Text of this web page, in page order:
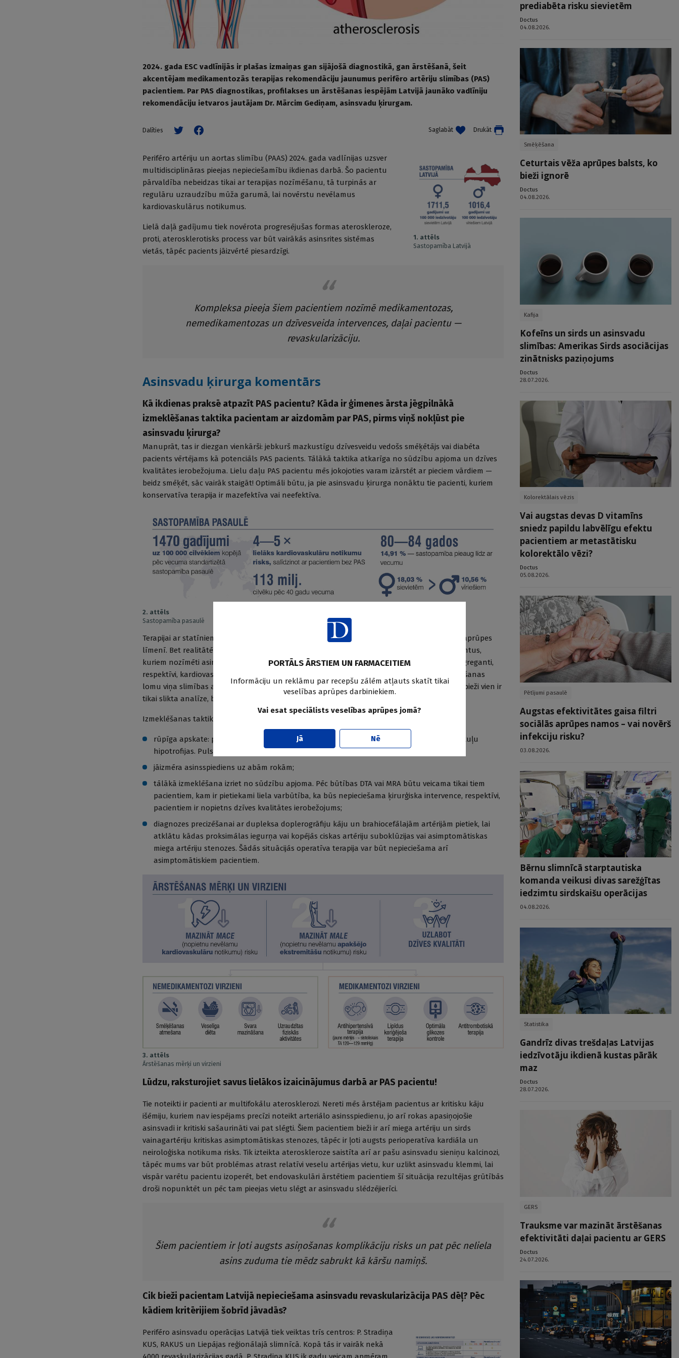
2024. gada ESC vadlīnijās ir plašas izmaiņas gan sijājošā diagnostikā, gan ārstēšanā, šeit
akcentējam medikamentozās terapijas rekomendāciju jaunumus perifēro artēriju slimības (PAS)
pacientiem. Par PAS diagnostikas, profilakses un ārstēšanas iespējām Latvijā jaunāko vadlīniju
rekomendāciju ietvaros jautājam Dr. Mārcim Gediņam, asinsvadu ķirurgam.
Dalīties Saglabāt Drukāt
1. attēls
Sastopamība Latvijā
Perifēro artēriju un aortas slimību (PAAS) 2024. gada vadlīnijas uzsver
multidisciplināras pieejas nepieciešamību ikdienas darbā. Šo pacientu
pārvaldība nebeidzas tikai ar terapijas nozīmēšanu, tā turpinās ar
regulāru uzraudzību mūža garumā, lai novērstu nevēlamus
kardiovaskulārus notikumus.
Lielā daļā gadījumu tiek novērota progresējušas formas ateroskleroze,
proti, aterosklerotisks process var būt vairākās asinsrites sistēmas
vietās, tāpēc pacients jāizvērtē piesardzīgi.
Kompleksa pieeja šiem pacientiem nozīmē medikamentozas,
nemedikamentozas un dzīvesveida intervences, daļai pacientu —
revaskularizāciju.
Asinsvadu ķirurga komentārs
Kā ikdienas praksē atpazīt PAS pacientu? Kāda ir ģimenes ārsta jēgpilnākā
izmeklēšanas taktika pacientam ar aizdomām par PAS, pirms viņš nokļūst pie
asinsvadu ķirurga?
Manuprāt, tas ir diezgan vienkārši: jebkurš mazkustīgu dzīvesveidu vedošs smēķētājs vai diabēta
pacients vērtējams kā potenciāls PAS pacients. Tālākā taktika atkarīga no sūdzību apjoma un dzīves
kvalitātes ierobežojuma. Lielu daļu PAS pacientu mēs jokojoties varam izārstēt ar pieciem vārdiem —
beidz smēķēt, sāc vairāk staigāt! Optimāli būtu, ja pie asinsvadu ķirurga nonāktu tie pacienti, kuriem
konservatīva terapija ir mazefektīva vai neefektīva.
2. attēls
Sastopamība pasaulē
Terapijai ar statīniem, antiagregantiem un dzīvesveida korekcijai būtu jāsākas jau primārās aprūpes
līmenī. Bet realitātē ambulatorajās pieņemšanās mēs nepiedodami bieži konsultējam pacientus,
kuriem nozīmēti asinsvadus paplašinoši medikamenti, bet nav izrakstīti ne statīni, ne antiagreganti,
respektīvi, kardiovaskulārie riski netiek koriģēti. Un reti kurš pacients patiešām izprot smēķēšanas
lomu viņa slimības attīstībā un nozīmīgumu tās atmešanai. Arī cukura diabēts pacientam bieži vien ir
tikai slikta analīze, bez izpratnes par tā ietekmi uz veselību kopumā.
Izmeklēšanas taktika:
rūpīga apskate: pacients ir jāizģērbj, jāapskata kājas, vai nav apmatojuma zuduma, muskuļu
hipotrofijas. Pulsa iztrūkums, čūlas pēdās un pirkststarpās;
jāizmēra asinsspiediens uz abām rokām;
tālākā izmeklēšana izriet no sūdzību apjoma. Pēc būtības DTA vai MRA būtu veicama tikai tiem
pacientiem, kam ir pietiekami liela varbūtība, ka būs nepieciešama ķirurģiska intervence, respektīvi,
pacientiem ir nopietns dzīves kvalitātes ierobežojums;
diagnozes precizēšanai ar dup­leksa doplerogrāfiju kāju un brahiocefālajām artērijām pietiek, lai
atklātu kādas proksimālas iegurņa vai kopējās ciskas artēriju suboklūzijas vai asimptomātiskas
miega artēriju stenozes. Šādās situācijās operatīva terapija var būt nepieciešama arī
asimptomātiskiem pacientiem.
3. attēls
Ārstēšanas mērķi un virzieni
Lūdzu, raksturojiet savus lielākos izaicinājumus darbā ar PAS pacientu!
Tie noteikti ir pacienti ar multifokālu aterosklerozi. Nereti mēs ārstējam pacientus ar kritisku kāju
išēmiju, kuriem nav iespējams precīzi noteikt arteriālo asinsspiedienu, jo arī rokas apasiņojošie
asinsvadi ir kritiski sašaurināti vai pat slēgti. Šiem pacientiem bieži ir arī miega artēriju un sirds
vainagartēriju kritiskas asimptomātiskas stenozes, tāpēc ir ļoti augsts perioperatīva kardiāla un
neiroloģiska notikuma risks. Tik izteikta atero­skleroze saistīta arī ar pašu asinsvadu sieniņu kalcinozi,
tāpēc mums var būt problēmas atrast relatīvi veselu artērijas vietu, kur uzlikt asinsvadu klemmi, lai
vispār varētu pacientu izoperēt, bet endovaskulāri ārstētiem pacientiem šī situācija rezultējas grūtībās
droši nopunktēt un pēc tam pieejas vietu slēgt ar asinsvadu slēdzēj­ierīci.
Šiem pacientiem ir ļoti augsts asiņošanas komplikāciju risks un pat pēc neliela
asins zuduma tie mēdz sabrukt kā kāršu namiņš.
Cik bieži pacientam Latvijā nepieciešama asinsvadu revaskularizācija PAS dēļ? Pēc
kādiem kritērijiem šobrīd jāvadās?
Perifēro asinsvadu operācijas Latvijā tiek veiktas trīs centros: P. Stradiņa
KUS, RAKUS un Liepājas reģionālajā slimnīcā. Kopā tās ir vairāk nekā
prediabēta risku sievietēm
Doctus
04.08.2026.
Smēķēšana
Ceturtais vēža aprūpes balsts, ko
bieži ignorē
Doctus
04.08.2026.
Kafija
Kofeīns un sirds un asinsvadu
slimības: Amerikas Sirds asociācijas
zinātnisks paziņojums
Doctus
28.07.2026.
Kolorektālais vēzis
Vai augstas devas D vitamīns
sniedz papildu labvēlīgu efektu
pacientiem ar metastātisku
kolorektālo vēzi?
Doctus
05.08.2026.
Pētījumi pasaulē
Augstas efektivitātes gaisa filtri
sociālās aprūpes namos – vai novērš
infekciju risku?
03.08.2026.
Bērnu slimnīcā starptautiska
komanda veikusi divas sarežģītas
iedzimtu sirdskaišu operācijas
04.08.2026.
Statistika
Gandrīz divas trešdaļas Latvijas
iedzīvotāju ikdienā kustas pārāk
maz
Doctus
28.07.2026.
GERS
Trauksme var mazināt ārstēšanas
efektivitāti daļai pacientu ar GERS
Doctus
24.07.2026.
PORTĀLS ĀRSTIEM UN FARMACEITIEM
Informāciju un reklāmu par recepšu zālēm atļauts skatīt tikai
veselības aprūpes darbiniekiem.
Vai esat speciālists veselības aprūpes jomā?
Jā Nē